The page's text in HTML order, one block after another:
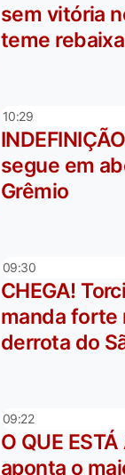
sem vitória
teme
10:29
segue em
Grêmio
09:30
CHEGA!
manda forte
derrota do
09:22
O QUE
aponta o